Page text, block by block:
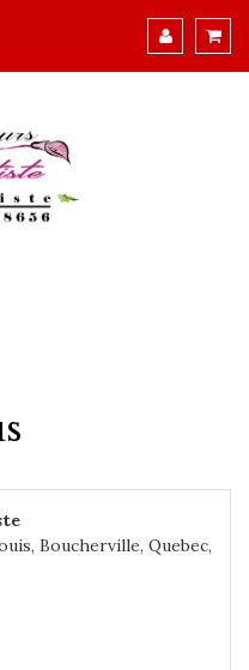
Boucherville, Quebec,